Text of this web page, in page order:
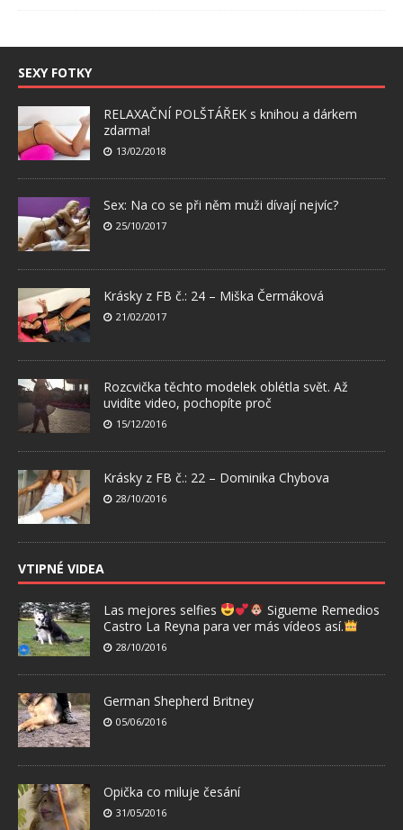
SEXY FOTKY
RELAXAČNÍ POLŠTÁŘEK s knihou a dárkem
zdarma!
13/02/2018
Sex: Na co se při něm muži dívají nejvíc?
25/10/2017
Krásky z FB č.: 24 – Miška Čermáková
21/02/2017
Rozcvička těchto modelek oblétla svět. Až
uvidíte video, pochopíte proč
15/12/2016
Krásky z FB č.: 22 – Dominika Chybova
28/10/2016
VTIPNÉ VIDEA
Las mejores selfies
Sigueme Remedios
Castro La Reyna para ver más vídeos así.
28/10/2016
German Shepherd Britney
05/06/2016
Opička co miluje česání
31/05/2016